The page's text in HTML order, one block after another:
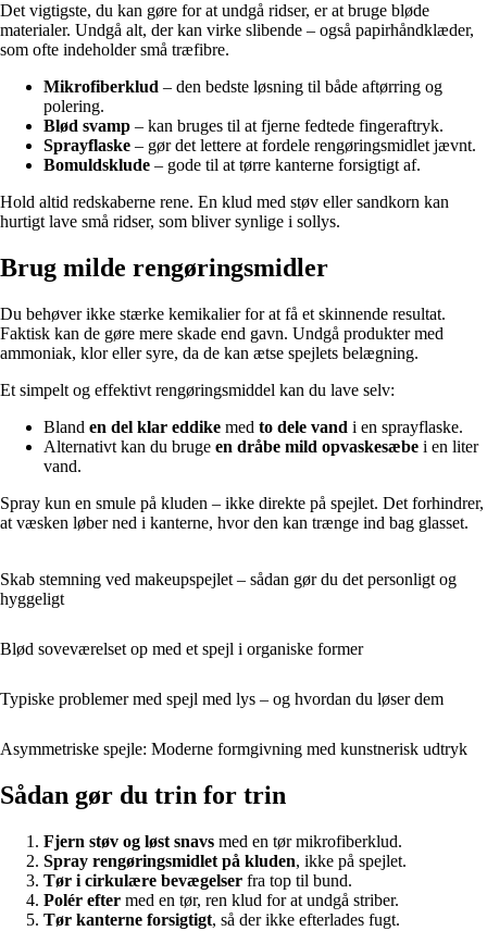
Det vigtigste, du kan gøre for at undgå ridser, er at bruge bløde
materialer. Undgå alt, der kan virke slibende – også papirhåndklæder,
som ofte indeholder små træfibre.
Mikrofiberklud – den bedste løsning til både aftørring og
polering.
Blød svamp – kan bruges til at fjerne fedtede fingeraftryk.
Sprayflaske – gør det lettere at fordele rengøringsmidlet jævnt.
Bomuldsklude – gode til at tørre kanterne forsigtigt af.
Hold altid redskaberne rene. En klud med støv eller sandkorn kan
hurtigt lave små ridser, som bliver synlige i sollys.
Brug milde rengøringsmidler
Du behøver ikke stærke kemikalier for at få et skinnende resultat.
Faktisk kan de gøre mere skade end gavn. Undgå produkter med
ammoniak, klor eller syre, da de kan ætse spejlets belægning.
Et simpelt og effektivt rengøringsmiddel kan du lave selv:
Bland en del klar eddike med to dele vand i en sprayflaske.
Alternativt kan du bruge en dråbe mild opvaskesæbe i en liter
vand.
Spray kun en smule på kluden – ikke direkte på spejlet. Det forhindrer,
at væsken løber ned i kanterne, hvor den kan trænge ind bag glasset.
Skab stemning ved makeupspejlet – sådan gør du det personligt og
hyggeligt
Blød soveværelset op med et spejl i organiske former
Typiske problemer med spejl med lys – og hvordan du løser dem
Asymmetriske spejle: Moderne formgivning med kunstnerisk udtryk
Sådan gør du trin for trin
Fjern støv og løst snavs med en tør mikrofiberklud.
Spray rengøringsmidlet på kluden, ikke på spejlet.
Tør i cirkulære bevægelser fra top til bund.
Polér efter med en tør, ren klud for at undgå striber.
Tør kanterne forsigtigt, så der ikke efterlades fugt.